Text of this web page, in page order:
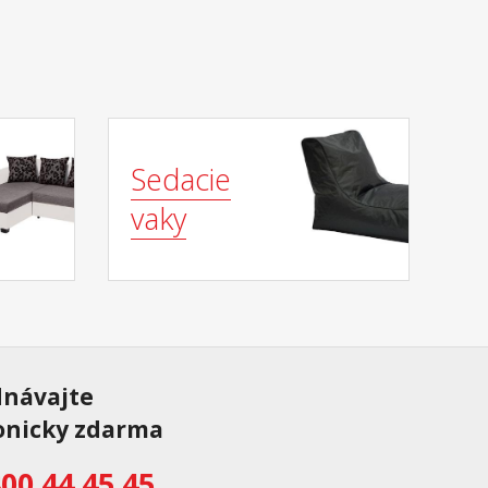
Sedacie
vaky
zdarma